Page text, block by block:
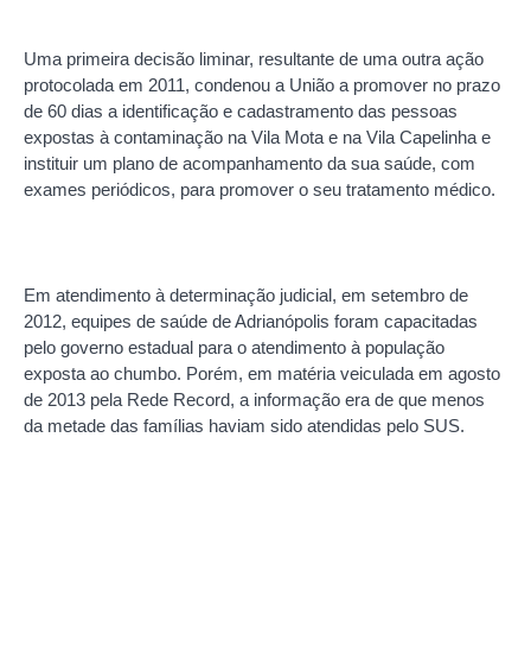
Uma primeira decisão liminar, resultante de uma outra ação
protocolada em 2011, condenou a União a promover no prazo
de 60 dias a identificação e cadastramento das pessoas
expostas à contaminação na Vila Mota e na Vila Capelinha e
instituir um plano de acompanhamento da sua saúde, com
exames periódicos, para promover o seu tratamento médico.
Em atendimento à determinação judicial, em setembro de
2012, equipes de saúde de Adrianópolis foram capacitadas
pelo governo estadual para o atendimento à população
exposta ao chumbo. Porém, em matéria veiculada em agosto
de 2013 pela Rede Record, a informação era de que menos
da metade das famílias haviam sido atendidas pelo SUS.